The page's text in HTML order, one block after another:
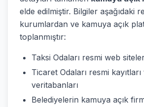
elde edilmiştir. Bilgiler aşağıdaki
kurumlardan ve kamuya açık
toplanmıştır:
Taksi Odaları resmi web
Ticaret Odaları resmi kayıtları
veritabanları
Belediyelerin kamuya açık